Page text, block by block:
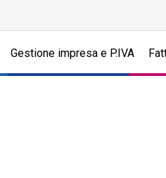
Gestione impresa e P.IVA